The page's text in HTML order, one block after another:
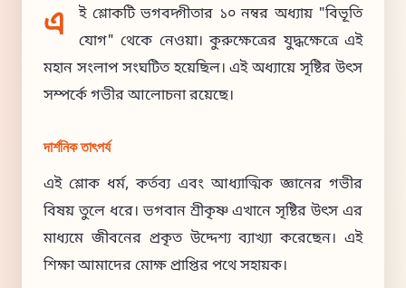
এ
ই শ্লোকটি ভগবদ্গীতার ১০ নম্বর অধ্যায় "বিভূতি
যোগ" থেকে নেওয়া। কুরুক্ষেত্রের যুদ্ধক্ষেত্রে এই
মহান সংলাপ সংঘটিত হয়েছিল। এই অধ্যায়ে সৃষ্টির উৎস
সম্পর্কে গভীর আলোচনা রয়েছে।
দার্শনিক তাৎপর্য
এই শ্লোক ধর্ম, কর্তব্য এবং আধ্যাত্মিক জ্ঞানের গভীর
বিষয় তুলে ধরে। ভগবান শ্রীকৃষ্ণ এখানে সৃষ্টির উৎস এর
মাধ্যমে জীবনের প্রকৃত উদ্দেশ্য ব্যাখ্যা করেছেন। এই
শিক্ষা আমাদের মোক্ষ প্রাপ্তির পথে সহায়ক।